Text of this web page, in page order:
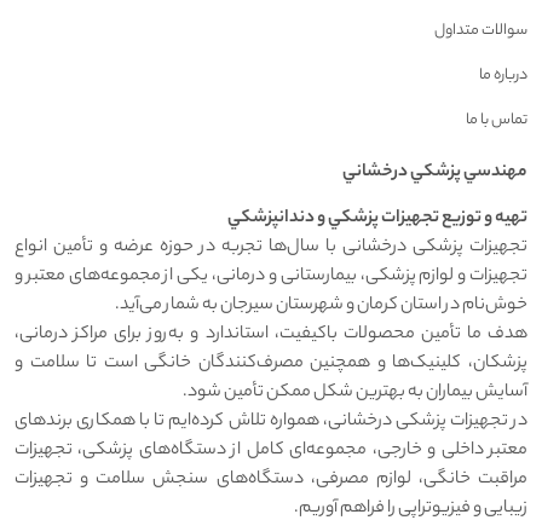
سوالات متداول
درباره ما
تماس با ما
مهندسي پزشکي درخشاني
تهيه و توزيع تجهيزات پزشکي و دندانپزشکي
تجهیزات پزشکی درخشانی با سال‌ها تجربه در حوزه عرضه و تأمین انواع
تجهیزات و لوازم پزشکی، بیمارستانی و درمانی، یکی از مجموعه‌های معتبر و
خوش‌نام در استان کرمان و شهرستان سیرجان به شمار می‌آید.
هدف ما تأمین محصولات باکیفیت، استاندارد و به‌روز برای مراکز درمانی،
پزشکان، کلینیک‌ها و همچنین مصرف‌کنندگان خانگی است تا سلامت و
آسایش بیماران به بهترین شکل ممکن تأمین شود.
در تجهیزات پزشکی درخشانی، همواره تلاش کرده‌ایم تا با همکاری برندهای
معتبر داخلی و خارجی، مجموعه‌ای کامل از دستگاه‌های پزشکی، تجهیزات
مراقبت خانگی، لوازم مصرفی، دستگاه‌های سنجش سلامت و تجهیزات
زیبایی و فیزیوتراپی را فراهم آوریم.